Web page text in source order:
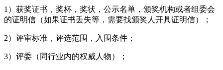
1）获奖证书，奖杯，奖状，公示名单，颁奖机构或者组委会
的证明信（如果证书丢失等，需要找颁奖人开具证明信）；
2）评审标准，评选范围，入围条件；
3）评委（同行业内的权威人物）；